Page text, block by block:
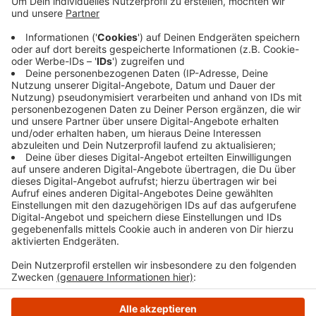
Abbruchkante liege direkt hinter der Leitplanke
des Parkplatzes, so die Stadt. Daher habe sie die
Fläche gesperrt, um die Verkehrssicherheit zu
gewährleisten. Aufgefallen sei der Hangrutsch bei
einer Routine-Kontrolle. Jetzt werde geklärt,
welche Maßnahmen erforderlich sind.
Veröffentlicht:Freitag, 02.02.2024 15:18
Anzeige
Anzeige